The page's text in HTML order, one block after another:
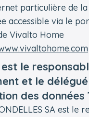
particulière de
accessible via le
Vivalto Home
est le
et le
des données
SA est le